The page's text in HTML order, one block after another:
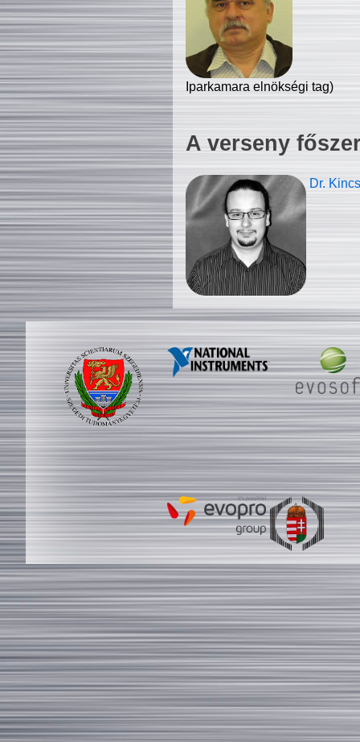
Iparkamara elnökségi tag)
A verseny
Dr.